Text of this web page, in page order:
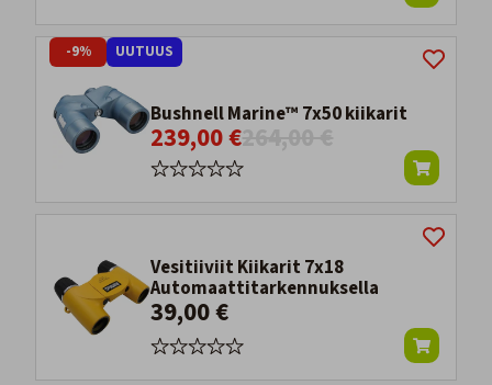
Bushnell Marine™ 7x50 kiikarit
239,00 €
-9% UUTUUS
Vesitiiviit Kiikarit 7x18
Automaattitarkennuksella
39,00 €